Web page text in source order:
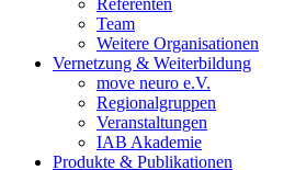
Referenten
Team
Weitere Organisationen
Vernetzung & Weiterbildung
move neuro e.V.
Regionalgruppen
Veranstaltungen
IAB Akademie
Produkte & Publikationen